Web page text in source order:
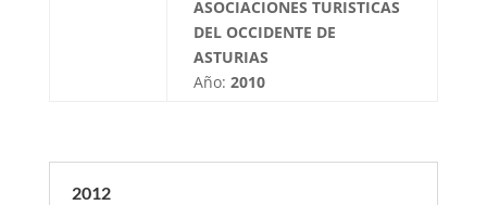
ASOCIACIONES TURISTICAS
DEL OCCIDENTE DE
ASTURIAS
Año: 2010
2012